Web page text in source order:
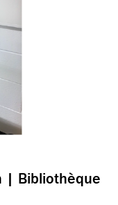
| Bibliothèque